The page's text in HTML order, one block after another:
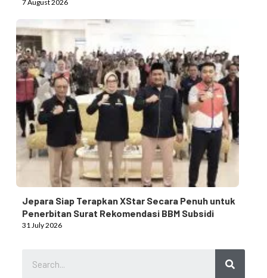
7 August 2026
Jepara Siap Terapkan XStar Secara Penuh untuk
Penerbitan Surat Rekomendasi BBM Subsidi
31 July 2026